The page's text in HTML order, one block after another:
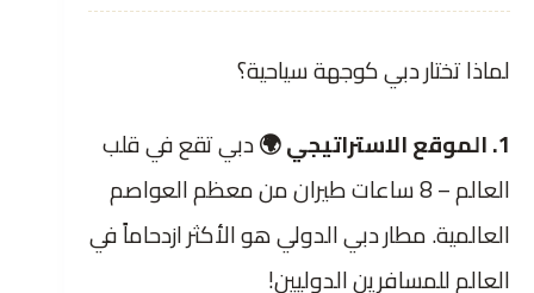
لماذا تختار دبي كوجهة سياحية؟
1. الموقع الاستراتيجي 🌍
دبي تقع في قلب
العالم – 8 ساعات طيران من معظم العواصم
العالمية. مطار دبي الدولي هو الأكثر ازدحاماً في
العالم للمسافرين الدوليين!